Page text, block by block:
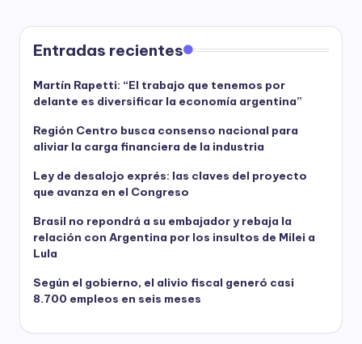
Entradas recientes
Martín Rapetti: “El trabajo que tenemos por
delante es diversificar la economía argentina”
Región Centro busca consenso nacional para
aliviar la carga financiera de la industria
Ley de desalojo exprés: las claves del proyecto
que avanza en el Congreso
Brasil no repondrá a su embajador y rebaja la
relación con Argentina por los insultos de Milei a
Lula
Según el gobierno, el alivio fiscal generó casi
8.700 empleos en seis meses